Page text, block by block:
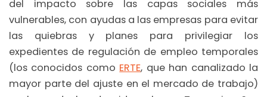
del impacto sobre las capas sociales más
vulnerables, con ayudas a las empresas para evitar
las quiebras y planes para privilegiar los
expedientes de regulación de empleo temporales
(los conocidos como ERTE, que han canalizado la
mayor parte del ajuste en el mercado de trabajo)